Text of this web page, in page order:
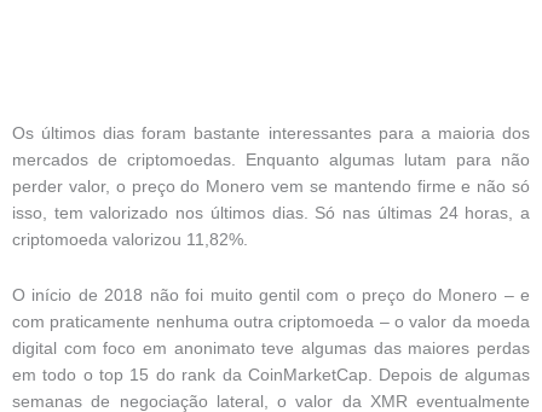
Os últimos dias foram bastante interessantes para a maioria dos
mercados de criptomoedas. Enquanto algumas lutam para não
perder valor, o preço do Monero vem se mantendo firme e não só
isso, tem valorizado nos últimos dias. Só nas últimas 24 horas, a
criptomoeda valorizou 11,82%.
O início de 2018 não foi muito gentil com o preço do Monero – e
com praticamente nenhuma outra criptomoeda – o valor da moeda
digital com foco em anonimato teve algumas das maiores perdas
em todo o top 15 do rank da CoinMarketCap. Depois de algumas
semanas de negociação lateral, o valor da XMR eventualmente